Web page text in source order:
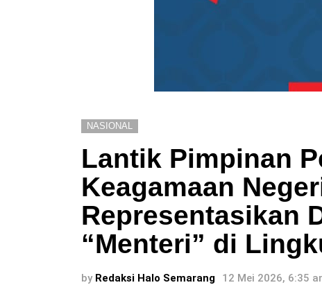
NASIONAL
Lantik Pimpinan
Keagamaan
Representasikan
“Menteri” di
by Redaksi Halo Semarang 12 Mei 2026, 6:35